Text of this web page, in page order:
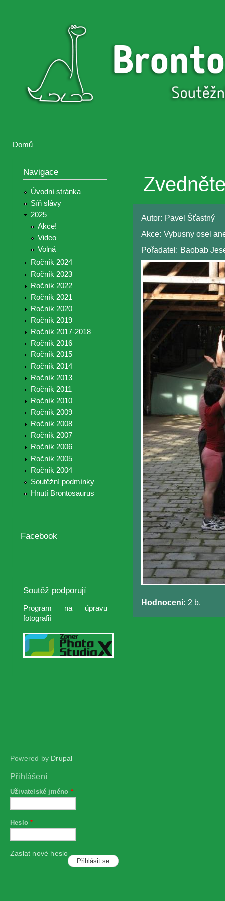
Brontosaurus
Brontosaurus
Domů
Navigace
Úvodní stránka
Síň slávy
2025
Akce!
Video
Volná
Ročník 2024
Ročník 2023
Ročník 2022
Ročník 2021
Ročník 2020
Ročník 2019
Ročník 2017-2018
Ročník 2016
Ročník 2015
Ročník 2014
Ročník 2013
Ročník 2011
Ročník 2010
Ročník 2009
Ročník 2008
Ročník 2007
Ročník 2006
Ročník 2005
Ročník 2004
Soutěžní podmínky
Hnutí Brontosaurus
Facebook
Soutěž podporují
Program na úpravu
fotografií
Autor: Pavel Šťastný
Akce: Vybusny osel
Pořadatel: Baobab
Hodnocení: 2 b.
Powered by Drupal
Přihlášení
Uživatelské jméno *
Heslo*
Zaslat nové heslo